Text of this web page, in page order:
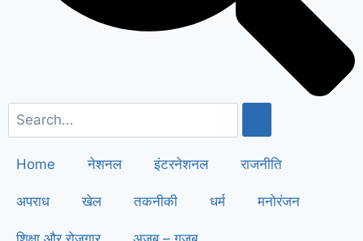
and support : मोदी का यह कार्ड दिलाएगा
बुजुर्गों को सम्मान और सहारा !
PM Modi’s
Haryana visit finalized: इस दिन
हरियाणा दौरे पर आएंगे पीएम मोदी, इन
कार्यक्रमों में होंगे शामिल
Home
नेशनल इंटरनेशनल राजनीति
अपराध खेल तकनीकी धर्म मनोरंजन